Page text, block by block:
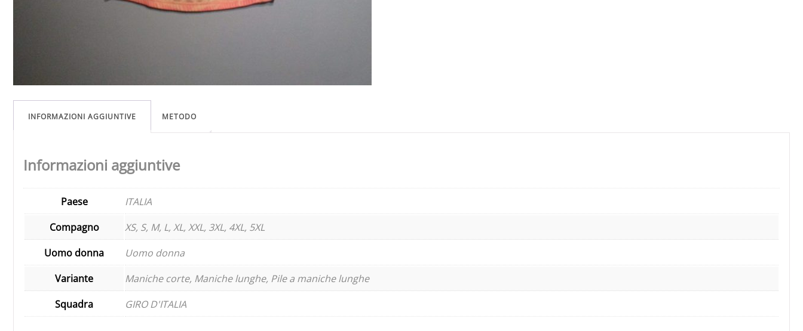
INFORMAZIONI AGGIUNTIVE METODO
Informazioni aggiuntive
Paese
ITALIA
Compagno
XS, S, M, L, XL, XXL, 3XL, 4XL, 5XL
Uomo donna
Uomo donna
Variante
Maniche corte, Maniche lunghe, Pile a maniche lunghe
Squadra
GIRO D'ITALIA